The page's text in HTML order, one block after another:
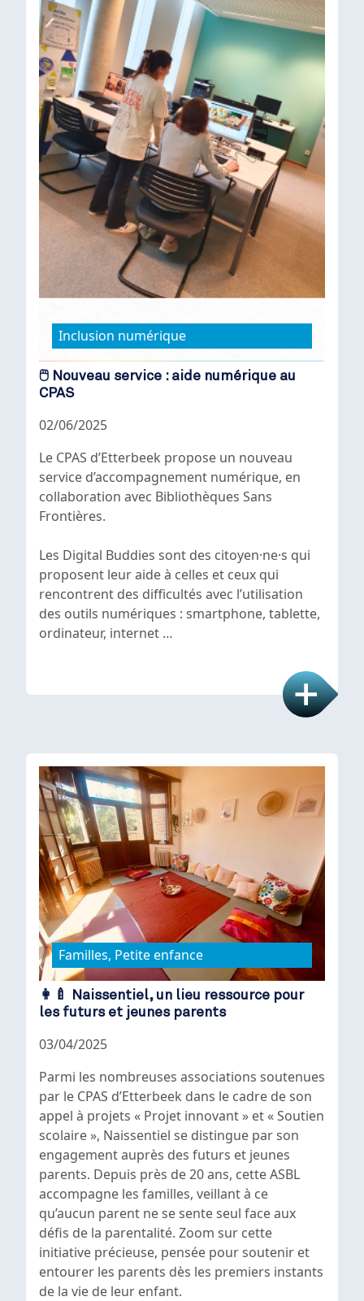
Inclusion numérique
🖱️ Nouveau service : aide numérique au
CPAS
02/06/2025
Le CPAS d’Etterbeek propose un nouveau
service d’accompagnement numérique, en
collaboration avec Bibliothèques Sans
Frontières.
Les Digital Buddies sont des citoyen·ne·s qui
proposent leur aide à celles et ceux qui
rencontrent des difficultés avec l’utilisation
des outils numériques : smartphone, tablette,
ordinateur, internet …
Familles, Petite enfance
👩‍🍼 Naissentiel, un lieu ressource pour
les futurs et jeunes parents
03/04/2025
Parmi les nombreuses associations soutenues
par le CPAS d’Etterbeek dans le cadre de son
appel à projets « Projet innovant » et « Soutien
scolaire », Naissentiel se distingue par son
engagement auprès des futurs et jeunes
parents. Depuis près de 20 ans, cette ASBL
accompagne les familles, veillant à ce
qu’aucun parent ne se sente seul face aux
défis de la parentalité. Zoom sur cette
initiative précieuse, pensée pour soutenir et
entourer les parents dès les premiers instants
de la vie de leur enfant.